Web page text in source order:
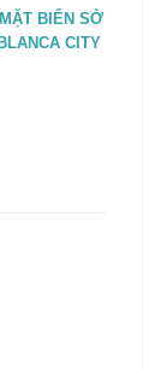
BIỂN SỞ
CITY